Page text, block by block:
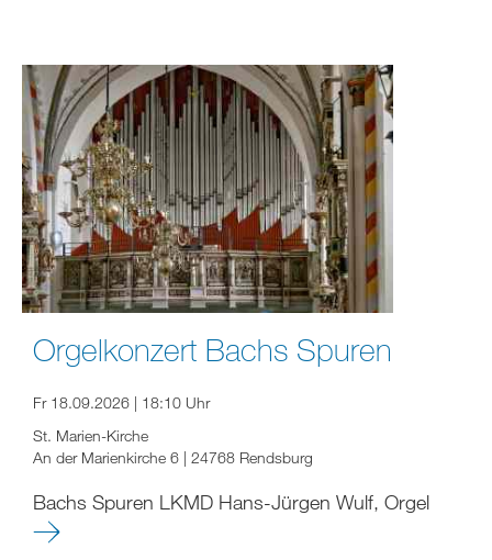
Orgelkonzert Bachs Spuren
Fr 18.09.2026 | 18:10 Uhr
St. Marien-Kirche
An der Marienkirche 6 | 24768 Rendsburg
Bachs Spuren LKMD Hans-Jürgen Wulf, Orgel